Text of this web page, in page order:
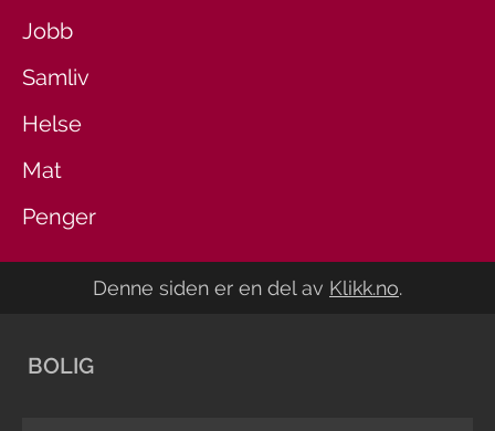
Jobb
Samliv
Helse
Mat
Penger
Denne siden er en del av Klikk.no.
BOLIG